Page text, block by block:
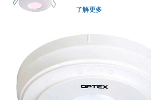
了解更多